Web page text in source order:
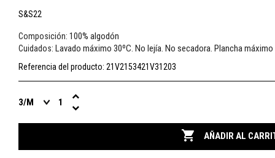
S&S22
Composición: 100% algodón
Cuidados: Lavado máximo 30ºC. No lejía. No secadora. Plancha máximo
Referencia del producto: 21V2153421V31203
 AÑADIR AL